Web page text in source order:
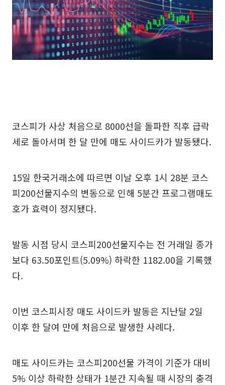
코스피가 사상 처음으로 8000선을 돌파한 직후 급락
세로 돌아서며 한 달 만에 매도 사이드카가 발동됐다.
15일 한국거래소에 따르면 이날 오후 1시 28분 코스
피200선물지수의 변동으로 인해 5분간 프로그램매도
호가 효력이 정지됐다.
발동 시점 당시 코스피200선물지수는 전 거래일 종가
보다 63.50포인트(5.09%) 하락한 1182.00을 기록했
다.
이번 코스피시장 매도 사이드카 발동은 지난달 2일
이후 한 달여 만에 처음으로 발생한 사례다.
매도 사이드카는 코스피200선물 가격이 기준가 대비
5% 이상 하락한 상태가 1분간 지속될 때 시장의 충격